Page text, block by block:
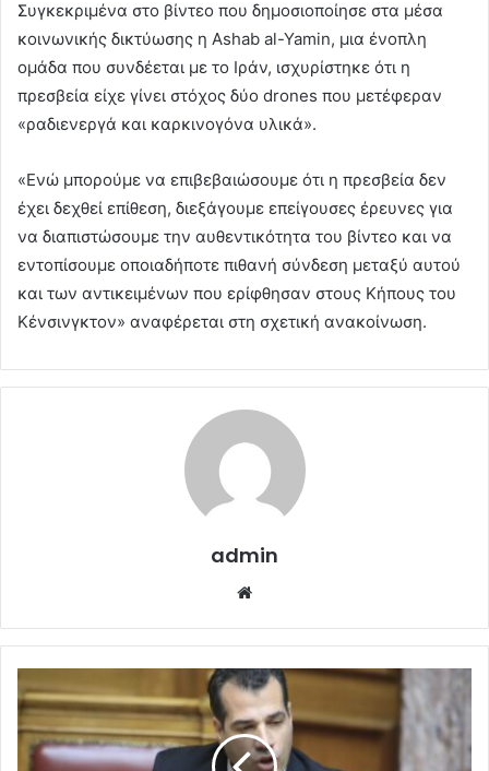
Συγκεκριμένα στο βίντεο που δημοσιοποίησε στα μέσα
κοινωνικής δικτύωσης η Ashab al-Yamin, μια ένοπλη
ομάδα που συνδέεται με το Ιράν, ισχυρίστηκε ότι η
πρεσβεία είχε γίνει στόχος δύο drones που μετέφεραν
«ραδιενεργά και καρκινογόνα υλικά».
«Ενώ μπορούμε να επιβεβαιώσουμε ότι η πρεσβεία δεν
έχει δεχθεί επίθεση, διεξάγουμε επείγουσες έρευνες για
να διαπιστώσουμε την αυθεντικότητα του βίντεο και να
εντοπίσουμε οποιαδήποτε πιθανή σύνδεση μεταξύ αυτού
και των αντικειμένων που ερίφθησαν στους Κήπους του
Κένσινγκτον» αναφέρεται στη σχετική ανακοίνωση.
admin